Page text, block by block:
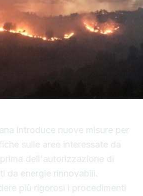
introduce nuove misure per
sulle aree interessate da
dell'autorizzazione di
da energie rinnovabili.
più rigorosi i procedimenti